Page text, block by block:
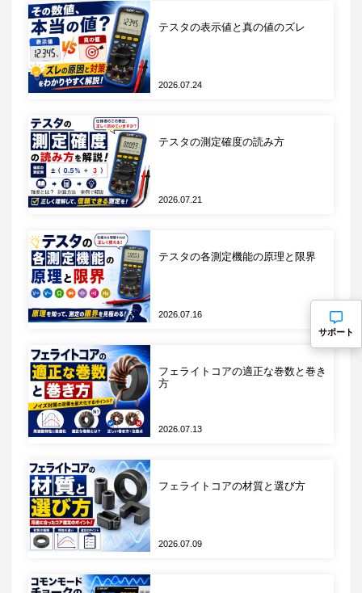
図 テストフィクスチャを接続した様子
測定モードの選択
インピーダンスアナライザの電源を投入すると、デ
フォルトではLCRモードで起動します。
図 LCRモード
LCRモードは特定の周波数における特性を確認する
のには便利ですが、今回はインピーダンスの周波数
特性を確認するため、フロントパネルのSweepボタ
ンを押下してグラフィックスキャンモードに切り替
えます。
テスタの表示値と真の値のズレ
2026.07.24
テスタの測定確度の読み方
2026.07.21
テスタの各測定機能の原理と限界
2026.07.16
フェライトコアの適正な巻数と巻き
方
2026.07.13
フェライトコアの材質と選び方
2026.07.09
サポート